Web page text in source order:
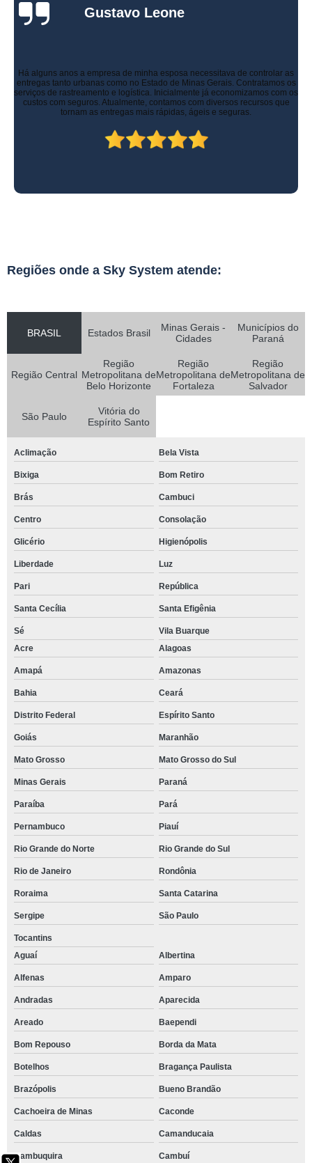
Gustavo Leone
Há alguns anos a empresa de minha esposa necessitava de controlar as
entregas tanto urbanas como no Estado de Minas Gerais. Contratamos os
serviços de rastreamento e logística. Inicialmente já economizamos com os
custos com seguros. Atualmente, contamos com diversos recursos que
tornam as entregas mais rápidas, ágeis e seguras.
Regiões onde a Sky System atende:
BRASIL Estados Brasil
Minas Gerais -
Cidades
Municípios do
Paraná
Região Central
Região
Metropolitana de
Belo Horizonte
Região
Metropolitana de
Fortaleza
Região
Metropolitana de
Salvador
São Paulo
Vitória do
Espírito Santo
Aclimação Bela Vista
Bixiga Bom Retiro
Brás Cambuci
Centro Consolação
Glicério Higienópolis
Liberdade Luz
Pari República
Santa Cecília Santa Efigênia
Sé
Vila Buarque
Acre
Alagoas
Amapá Amazonas
Bahia Ceará
Distrito Federal Espírito Santo
Goiás Maranhão
Mato Grosso Mato Grosso do Sul
Minas Gerais Paraná
Paraíba Pará
Pernambuco Piauí
Rio Grande do Norte Rio Grande do Sul
Rio de Janeiro Rondônia
Roraima Santa Catarina
Sergipe São Paulo
Tocantins
Aguaí
Albertina
Alfenas Amparo
Andradas Aparecida
Areado Baependi
Bom Repouso Borda da Mata
Botelhos Bragança Paulista
Brazópolis Bueno Brandão
Cachoeira de Minas Caconde
Caldas Camanducaia
Cambuquira Cambuí